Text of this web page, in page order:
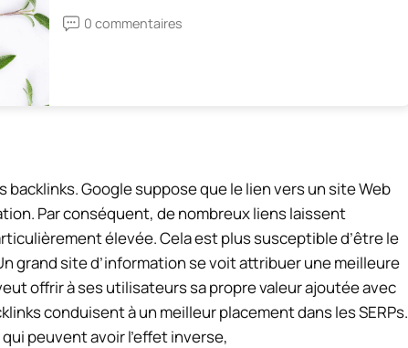
0 commentaires
Google suppose que le lien vers un site Web
Par conséquent, de nombreux liens laissent
élevée. Cela est plus susceptible d’être le
grand site d’information se voit attribuer une meilleure
offrir à ses utilisateurs sa propre valeur ajoutée avec
conduisent à un meilleur placement dans les SERPs.
peuvent avoir l’effet inverse,